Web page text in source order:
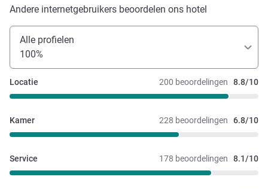
Andere internetgebruikers beoordelen ons hotel
Alle profielen
100%
200 beoordelingen 8.8/10
Locatie
228 beoordelingen 6.8/10
Kamer
178 beoordelingen 8.1/10
Service